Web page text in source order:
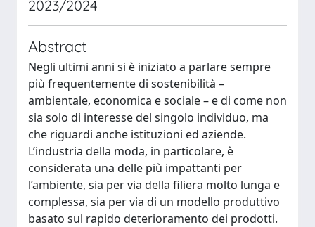
2023/2024
Abstract
Negli ultimi anni si è iniziato a parlare sempre
più frequentemente di sostenibilità –
ambientale, economica e sociale – e di come non
sia solo di interesse del singolo individuo, ma
che riguardi anche istituzioni ed aziende.
L’industria della moda, in particolare, è
considerata una delle più impattanti per
l’ambiente, sia per via della filiera molto lunga e
complessa, sia per via di un modello produttivo
basato sul rapido deterioramento dei prodotti.